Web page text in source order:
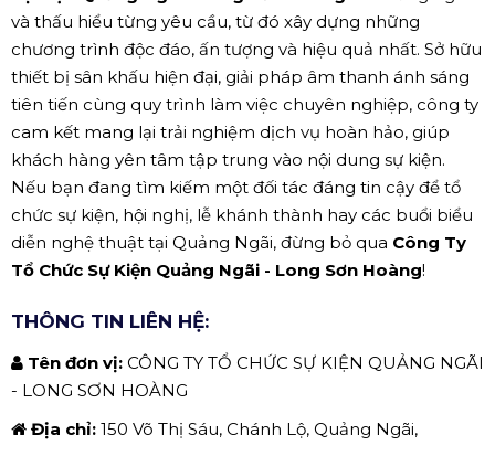
và thấu hiểu từng yêu cầu, từ đó xây dựng những
chương trình độc đáo, ấn tượng và hiệu quả nhất. Sở hữu
thiết bị sân khấu hiện đại, giải pháp âm thanh ánh sáng
tiên tiến cùng quy trình làm việc chuyên nghiệp, công ty
cam kết mang lại trải nghiệm dịch vụ hoàn hảo, giúp
khách hàng yên tâm tập trung vào nội dung sự kiện.
Nếu bạn đang tìm kiếm một đối tác đáng tin cậy để tổ
chức sự kiện, hội nghị, lễ khánh thành hay các buổi biểu
diễn nghệ thuật tại Quảng Ngãi, đừng bỏ qua Công Ty
Tổ Chức Sự Kiện Quảng Ngãi - Long Sơn Hoàng!
THÔNG TIN LIÊN HỆ:
Tên đơn vị: CÔNG TY TỔ CHỨC SỰ KIỆN QUẢNG NGÃI
- LONG SƠN HOÀNG
Địa chỉ: 150 Võ Thị Sáu, Chánh Lộ, Quảng Ngãi,